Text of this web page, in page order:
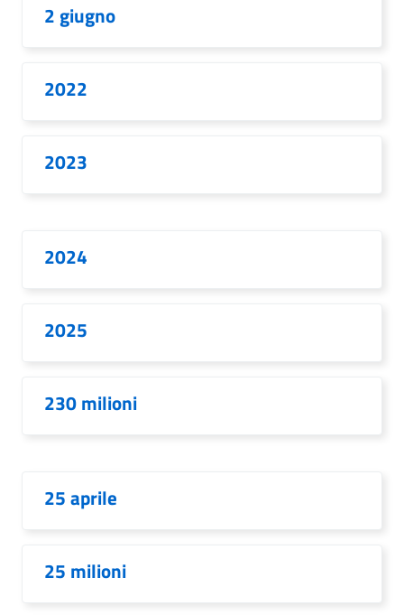
2 giugno
2022
2023
2024
2025
230 milioni
25 aprile
25 milioni